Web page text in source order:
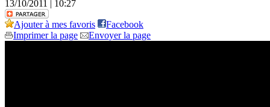
13/10/2011 | 10:27
Ajouter à mes favoris
Facebook
Imprimer la page
Envoyer la page